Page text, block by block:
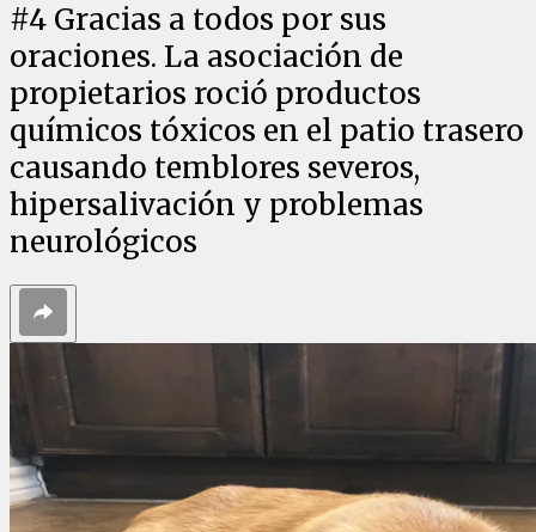
#4 Gracias a todos por sus
oraciones. La asociación de
propietarios roció productos
químicos tóxicos en el patio trasero
causando temblores severos,
hipersalivación y problemas
neurológicos